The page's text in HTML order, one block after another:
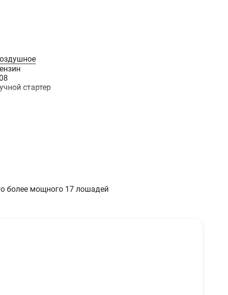
стартер
более мощного 17 лошадей